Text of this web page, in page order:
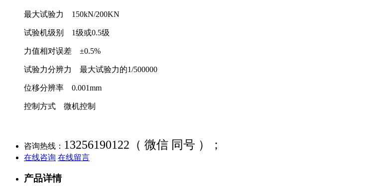
最大试验力 150kN/200KN
试验机级别 1级或0.5级
力值相对误差 ±0.5%
试验力分辨力 最大试验力的1/500000
位移分辨率 0.001mm
控制方式 微机控制
咨询热线： 13256190122（ 微信 同号 ）；
在线咨询 在线留言
产品详情